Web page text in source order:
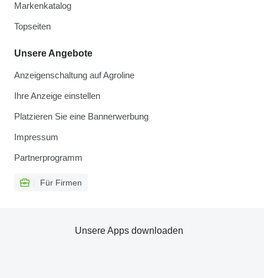
Markenkatalog
Topseiten
Unsere Angebote
Anzeigenschaltung auf Agroline
Ihre Anzeige einstellen
Platzieren Sie eine Bannerwerbung
Impressum
Partnerprogramm
Für Firmen
Unsere Apps downloaden